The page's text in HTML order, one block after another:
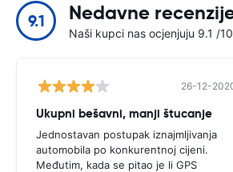
9.1 Nedavne
Naši kupci nas ocjenjuju 9.1 /
26-12-
Ukupni bešavni, manji štucanje
Jednostavan postupak iznajmljivanja
automobila po konkurentnoj cijeni.
Međutim, kada se pitao je li GPS